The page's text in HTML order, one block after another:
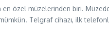
en özel müzelerinden biri.
Telgraf cihazı, ilk